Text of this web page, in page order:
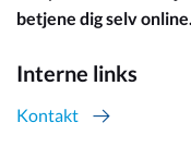
betjene dig selv online.
Interne links
Kontakt